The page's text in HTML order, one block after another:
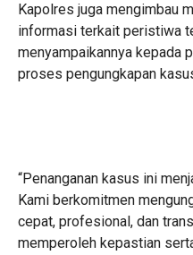
Kapolres juga mengimbau
informasi terkait peristiwa
menyampaikannya kepada
proses pengungkapan
“Penanganan kasus ini
Kami berkomitmen
cepat, profesional, dan
memperoleh kepastian